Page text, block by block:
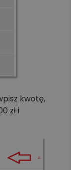
kwotę,
zł i